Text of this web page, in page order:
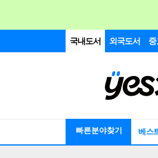
국내도서 외국도서
빠른분야찾기 베스